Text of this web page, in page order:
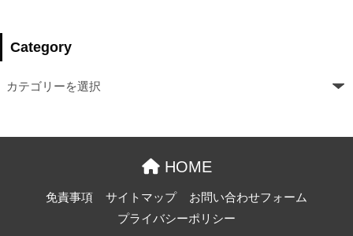
Category
HOME
免責事項 サイトマップ
お問い合わせフォーム
プライバシーポリシー